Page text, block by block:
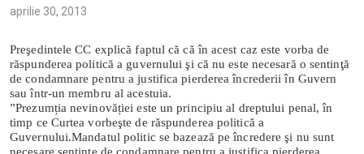
aprilie 30, 2013
Preşedintele CC explică faptul că că în acest caz este vorba de
răspunderea politică a guvernului şi că nu este necesară o sentinţă
de condamnare pentru a justifica pierderea încrederii în Guvern
sau într-un membru al acestuia.
”Prezumția nevinovăției este un principiu al dreptului penal, în
timp ce Curtea vorbeşte de răspunderea politică a
Guvernului.Mandatul politic se bazează pe încredere şi nu sunt